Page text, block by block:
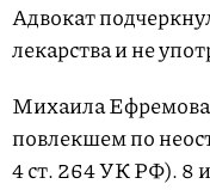
Адвокат
лекарства и не
Михаила
повлекшем по
4 ст. 264 УК РФ). 8